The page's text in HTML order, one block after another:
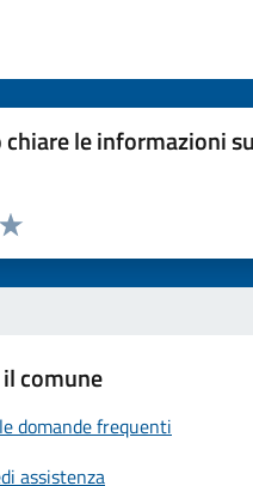
chiare le informazioni
la pagina
5 stelle su 5
4 stelle su 5
su 5
su 5
5
comune
domande frequenti
assistenza